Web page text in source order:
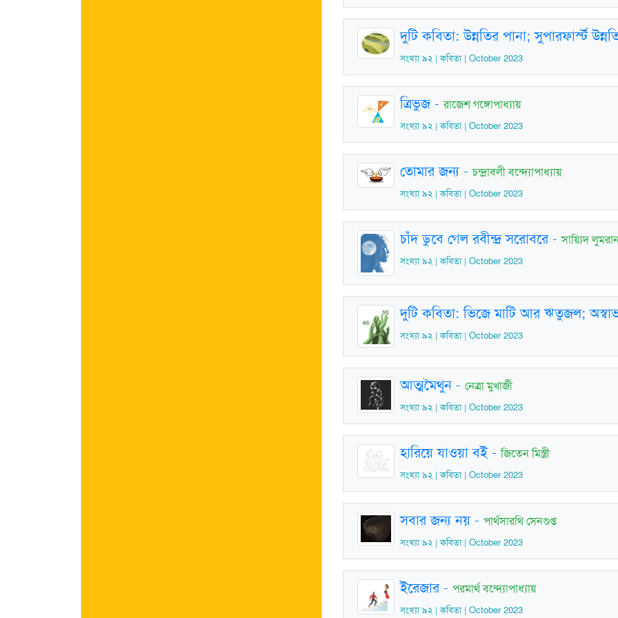
দুটি কবিতা: উন্নতির পানা; সুপারফার্স্ট
সংখ্যা ৯২ | কবিতা | October 2023
ত্রিভুজ-রাজেশ গঙ্গোপাধ্যায়
সংখ্যা ৯২ | কবিতা | October 2023
তোমার জন্য-চন্দ্রাবলী বন্দ্যোপাধ্যায়
সংখ্যা ৯২ | কবিতা | October 2023
চাঁদ ডুবে গেল রবীন্দ্র সরোবরে -সায়্যিদ
সংখ্যা ৯২ | কবিতা | October 2023
দুটি কবিতা: ভিজে মাটি আর ঋতুজল;
সংখ্যা ৯২ | কবিতা | October 2023
আত্মমৈথুন - নেত্রা মুখার্জী
সংখ্যা ৯২ | কবিতা | October 2023
হারিয়ে যাওয়া বই-জিতেন মিস্ত্রী
সংখ্যা ৯২ | কবিতা | October 2023
সবার জন্য নয়- পার্থসারথি সেনগুপ্ত
সংখ্যা ৯২ | কবিতা | October 2023
ইরেজার- পরমার্থ বন্দ্যোপাধ্যায়
সংখ্যা ৯২ | কবিতা | October 2023